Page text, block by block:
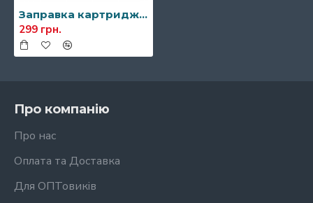
Заправка картриджа Ricoh SP 3400LE
299 грн.
Про компанію
Про нас
Оплата та Доставка
Для ОПТовиків